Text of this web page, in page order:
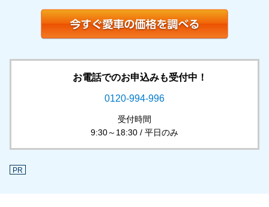
お電話でのお申込みも受付中！
0120-994-996
受付時間
9:30～18:30 / 平日のみ
PR